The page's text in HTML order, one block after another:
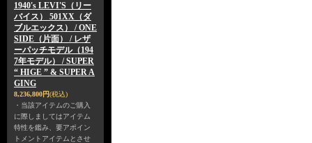
1940's LEVI'S（リー
バイス） 501XX（ダ
ブルエックス） / ONE
SIDE（片面） / レザ
ーパッチモデル（194
7年モデル） / SUPER
“ HIGE ” & SUPER A
GING
8,236,800円(税込)
・当該アイテムのご購入
に際しましてはアイテム
特性を鑑み、要アポイン
トメントアイテムとさせ